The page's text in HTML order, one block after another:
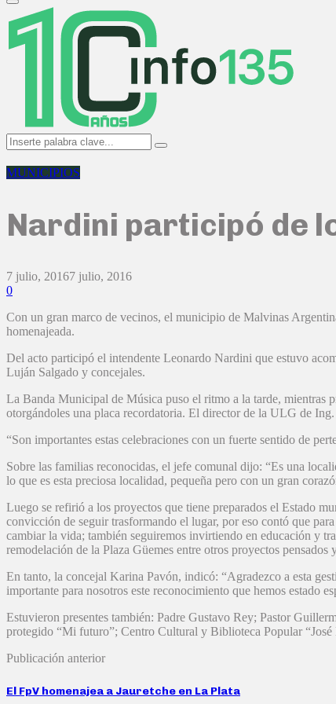
Primary
Menu
Search
for:
Search
MUNICIPIOS
Nardini participó de
7 julio, 20167 julio, 2016
0
Con un gran marco de vecinos, el municipio de Malvinas
homenajeada.
Del acto participó el intendente Leonardo Nardini que estuvo
Luján Salgado y concejales.
La Banda Municipal de Música puso el ritmo a la tarde, mientras
otorgándoles una placa recordatoria. El director de la ULG de
“Son importantes estas celebraciones con un fuerte sentido de
Sobre las familias reconocidas, el jefe comunal dijo: “Es una
lo que es esta preciosa localidad, pequeña pero con un gran
Luego se refirió a los proyectos que tiene preparados el Estado
convicción de seguir trasformando el lugar, por eso contó que
cambiar la vida; también seguiremos invirtiendo en educación y
remodelación de la Plaza Güemes entre otros proyectos
En tanto, la concejal Karina Pavón, indicó: “Agradezco a esta
importante para nosotros este reconocimiento que hemos estado
Estuvieron presentes también: Padre Gustavo Rey; Pastor
protegido “Mi futuro”; Centro Cultural y Biblioteca Popular
Publicación anterior
El FpV homenajea a Jauretche en La Plata